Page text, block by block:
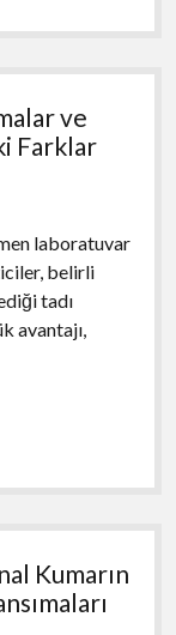
ve
Farklar
laboratuvar
belirli
tadı
avantajı,
Kumarın